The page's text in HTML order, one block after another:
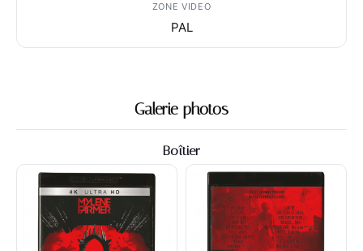
ZONE VIDEO
PAL
Galerie photos
Boîtier